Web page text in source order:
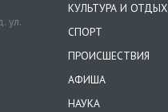
ул.
КУЛЬТУРА И ОТДЫХ
СПОРТ
ПРОИСШЕСТВИЯ
АФИША
НАУКА